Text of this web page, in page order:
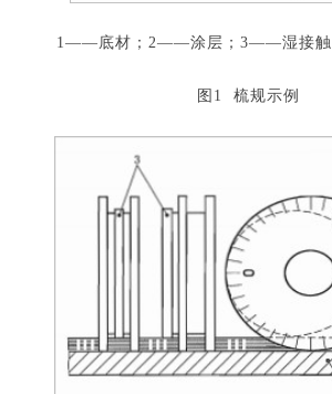
1——底材；2——涂层；3——湿接
图1 梳规示例